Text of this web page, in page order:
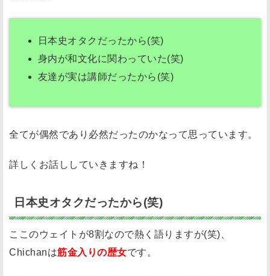
本
タ
っ
日本史オタクだったから(笑)
身内が和文化に関わっていた(笑)
友達が実は講師だったから(笑)
全てが偶然であり必然だったのかなって思っています。
詳しくお話ししていきますね！
日本史オタクだったから(笑)
ここのウェイトが8割なので熱く語りますが(笑)、
Chichanは筋金入りの歴女です。